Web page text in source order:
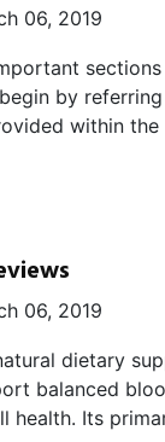
06, 2019
by
within
06, 2019
dietary
balanced
health. Its